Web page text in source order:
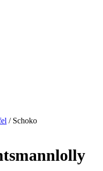
/Schoko